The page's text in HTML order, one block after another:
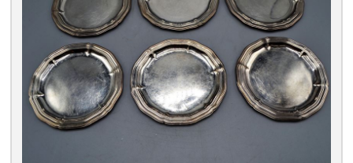
KONTAKT
NEWSLETTER